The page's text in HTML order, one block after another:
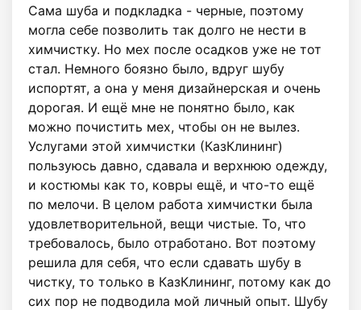
Сама шуба и подкладка - черные, поэтому
могла себе позволить так долго не нести в
химчистку. Но мех после осадков уже не тот
стал. Немного боязно было, вдруг шубу
испортят, а она у меня дизайнерская и очень
дорогая. И ещё мне не понятно было, как
можно почистить мех, чтобы он не вылез.
Услугами этой химчистки (КазКлининг)
пользуюсь давно, сдавала и верхнюю одежду,
и костюмы как то, ковры ещё, и что-то ещё
по мелочи. В целом работа химчистки была
удовлетворительной, вещи чистые. То, что
требовалось, было отработано. Вот поэтому
решила для себя, что если сдавать шубу в
чистку, то только в КазКлининг, потому как до
сих пор не подводила мой личный опыт. Шубу